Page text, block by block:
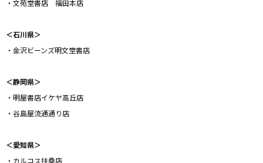
・文苑堂書店 福田本店
＜石川県＞
・金沢ビーンズ明文堂書店
＜静岡県＞
・明屋書店イケヤ高丘店
・谷島屋流通通り店
＜愛知県＞
・カルコス扶桑店